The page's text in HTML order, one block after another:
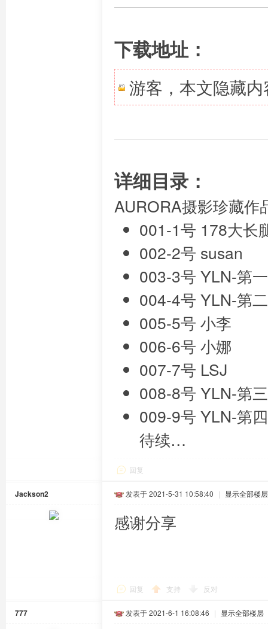
下载地址：
游客，本文隐藏内
详细目录：
AURORA摄影珍藏作
001-1号 178大长
002-2号 susan
003-3号 YLN-第
004-4号 YLN-第
005-5号 小李
006-6号 小娜
007-7号 LSJ
008-8号 YLN-第
009-9号 YLN-第
待续…
回复
Jackson2 发表于 2021-5-31 10:58:40 | 显示全部楼层
感谢分享
回复 支持 反对
777 发表于 2021-6-1 16:08:46 | 显示全部楼层